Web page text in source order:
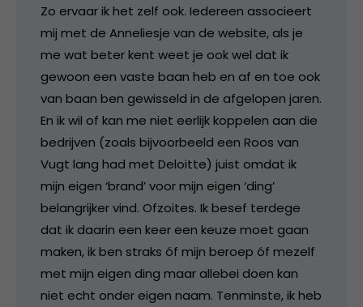
Zo ervaar ik het zelf ook. Iedereen associeert
mij met de Anneliesje van de website, als je
me wat beter kent weet je ook wel dat ik
gewoon een vaste baan heb en af en toe ook
van baan ben gewisseld in de afgelopen jaren.
En ik wil of kan me niet eerlijk koppelen aan die
bedrijven (zoals bijvoorbeeld een Roos van
Vugt lang had met Deloitte) juist omdat ik
mijn eigen ‘brand’ voor mijn eigen ‘ding’
belangrijker vind. Ofzoites. Ik besef terdege
dat ik daarin een keer een keuze moet gaan
maken, ik ben straks óf mijn beroep óf mezelf
met mijn eigen ding maar allebei doen kan
niet echt onder eigen naam. Tenminste, ik heb